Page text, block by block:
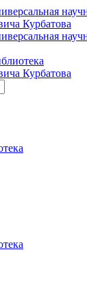
Курбатова